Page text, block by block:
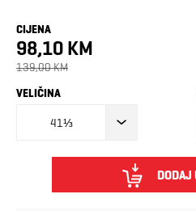
CIJENA
98,10 KM
139,00 KM
VELIČINA
41⅓
DODAJ